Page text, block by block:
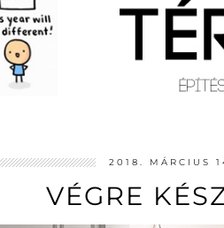
2018. MÁRCIUS
VÉGRE